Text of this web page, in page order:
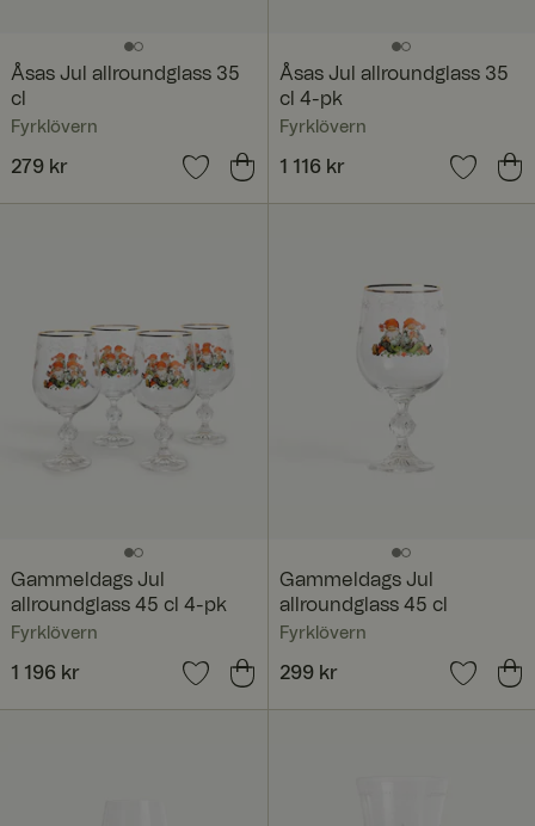
Åsas Jul allroundglass 35
cl
Fyrklövern
Pris:279 kr
279 kr
Åsas Jul allroundglass 35
cl 4-pk
Fyrklövern
Pris:1 116 kr
1 116 kr
Gammeldags Jul
allroundglass 45 cl 4-pk
Fyrklövern
Pris: 1 196 kr
1 196 kr
Gammeldags Jul
allroundglass 45 cl
Fyrklövern
Pris :299 kr
299 kr